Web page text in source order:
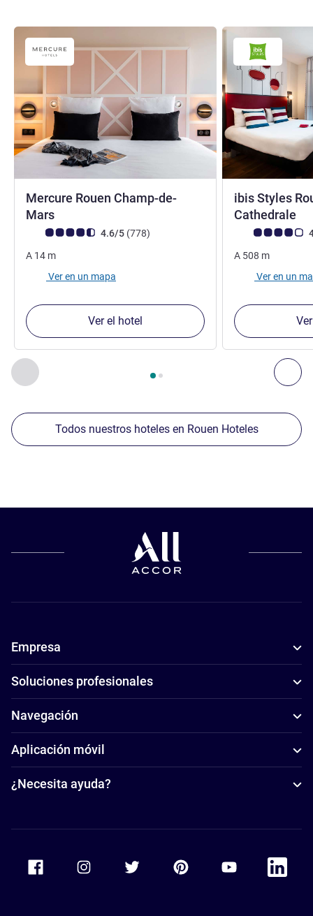
Anterior - Nuestros establecimientos cercanos
Página , Nuestros establecimientos cercanos 1 :,
Mercure Rouen Champ-de-
Mars
Nota de clientes de Avis (Clasificación de ALL)
4.6/5 (778opiniones
)
A 14 m
Ver en un mapa
Ver el hotel
ibis Styles
Cathedrale
Nota de clientes
A 508 m
Ver en un
Todos nuestros hoteles en Rouen Hoteles
Empresa
Soluciones profesionales
Navegación
Aplicación móvil
¿Necesita ayuda?
Accor Youtube
Accor